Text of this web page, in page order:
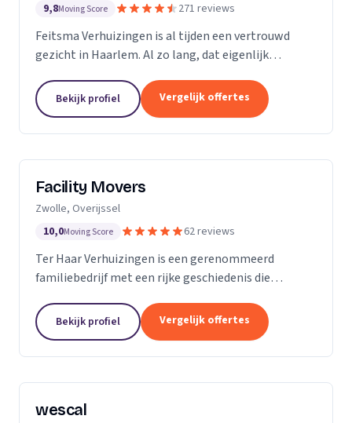
9,8Moving Score 271 reviews
Feitsma Verhuizingen is al tijden een vertrouwd
gezicht in Haarlem. Al zo lang, dat eigenlijk
ooit begonnen is met verhuizen. De eerste
advertenties van...
Bekijk profiel Vergelijk offertes
Facility Movers
Zwolle, Overijssel
10,0Moving Score 62 reviews
Ter Haar Verhuizingen is een gerenommeerd
familiebedrijf met een rijke geschiedenis die
gespecialiseerd in het bieden van naadloze en
zorgeloze verhuisdiensten...
Bekijk profiel Vergelijk offertes
wescal